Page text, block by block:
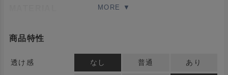
ーツ。登場する2種類の薄手タイプで、きめ細やかなボ
アフリースでラフ感が出にくく、驚愕の軽さと暖かさを
体感できます。定番のブラックだけでなく、イタリアら
商品特性
透け感 なし 普通 あり